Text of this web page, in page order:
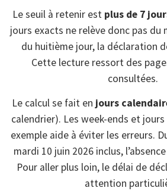
Le seuil à retenir est plus de 7
jours exacts ne relève donc pas du
du huitième jour, la déclaration
Cette lecture ressort des
consultées.
Le calcul se fait en jours
calendrier). Les week-ends et
exemple aide à éviter les erreurs.
mardi 10 juin 2026 inclus,
Pour aller plus loin, le délai de
attention